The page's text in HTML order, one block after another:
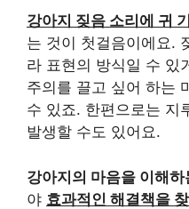
강아지 짖음 소리에 귀
는 것이 첫걸음이에요.
라 표현의 방식일 수 있
주의를 끌고 싶어 하는
수 있죠. 한편으로는 지
발생할 수도 있어요.
강아지의 마음을 이해하
야 효과적인 해결책을